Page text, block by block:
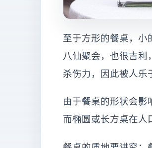
至于方形的餐桌，小
八仙聚会，也很吉利
杀伤力，因此被人乐
由于餐桌的形状会影
而椭圆或长方桌在人